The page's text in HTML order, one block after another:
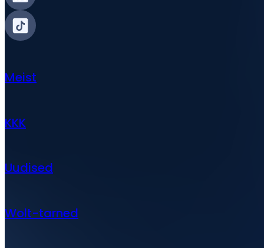
Meist
KKK
Uudised
Wolt-tarned